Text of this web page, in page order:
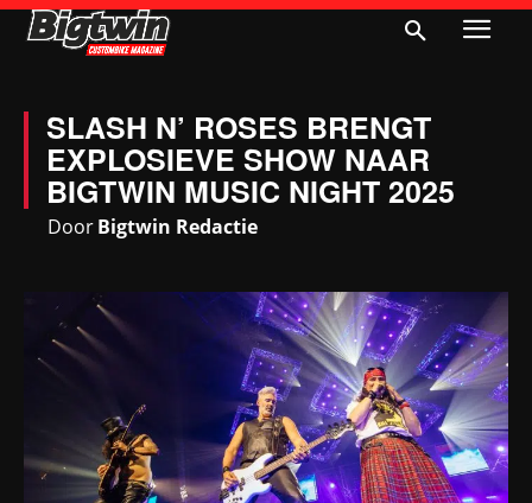
SLASH N’ ROSES BRENGT
EXPLOSIEVE SHOW NAAR
BIGTWIN MUSIC NIGHT 2025
DoorBigtwin Redactie